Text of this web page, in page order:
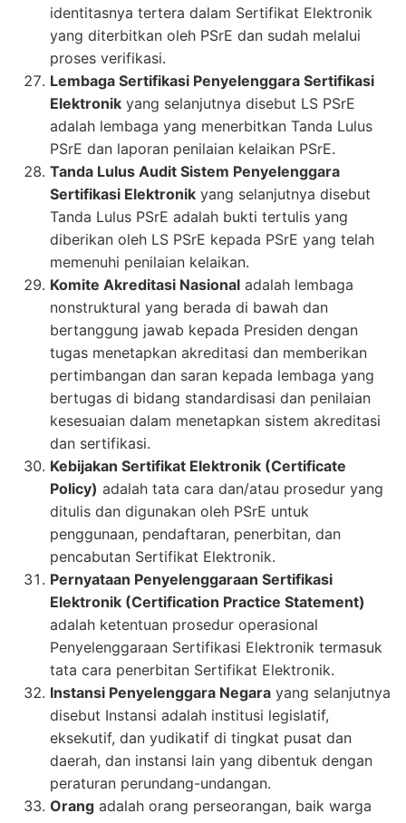
identitasnya tertera dalam Sertifikat Elektronik
yang diterbitkan oleh PSrE dan sudah melalui
proses verifikasi.
Lembaga Sertifikasi Penyelenggara Sertifikasi
Elektronik yang selanjutnya disebut LS PSrE
adalah lembaga yang menerbitkan Tanda Lulus
PSrE dan laporan penilaian kelaikan PSrE.
Tanda Lulus Audit Sistem Penyelenggara
Sertifikasi Elektronik yang selanjutnya disebut
Tanda Lulus PSrE adalah bukti tertulis yang
diberikan oleh LS PSrE kepada PSrE yang telah
memenuhi penilaian kelaikan.
Komite Akreditasi Nasional adalah lembaga
nonstruktural yang berada di bawah dan
bertanggung jawab kepada Presiden dengan
tugas menetapkan akreditasi dan memberikan
pertimbangan dan saran kepada lembaga yang
bertugas di bidang standardisasi dan penilaian
kesesuaian dalam menetapkan sistem akreditasi
dan sertifikasi.
Kebijakan Sertifikat Elektronik (Certificate
Policy) adalah tata cara dan/atau prosedur yang
ditulis dan digunakan oleh PSrE untuk
penggunaan, pendaftaran, penerbitan, dan
pencabutan Sertifikat Elektronik.
Pernyataan Penyelenggaraan Sertifikasi
Elektronik (Certification Practice Statement)
adalah ketentuan prosedur operasional
Penyelenggaraan Sertifikasi Elektronik termasuk
tata cara penerbitan Sertifikat Elektronik.
Instansi Penyelenggara Negara yang selanjutnya
disebut Instansi adalah institusi legislatif,
eksekutif, dan yudikatif di tingkat pusat dan
daerah, dan instansi lain yang dibentuk dengan
peraturan perundang-undangan.
Orang adalah orang perseorangan, baik warga